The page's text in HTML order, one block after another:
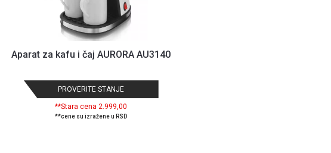
Aparat za kafu i čaj AURORA AU3140
PROVERITE STANJE
**Stara cena 2.999,00
**cene su izražene u RSD